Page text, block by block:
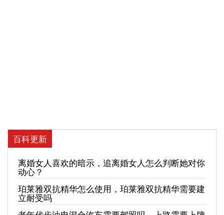
百科更新
离婚女人喜欢的暗示，追离婚女人怎么判断她对你
动心？
珀莱雅双抗精华怎么使用，珀莱雅双抗精华需要建
立耐受吗